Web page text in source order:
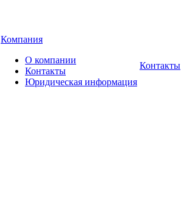
Компания
О компании
Контакты
Юридическая информация
Контакты